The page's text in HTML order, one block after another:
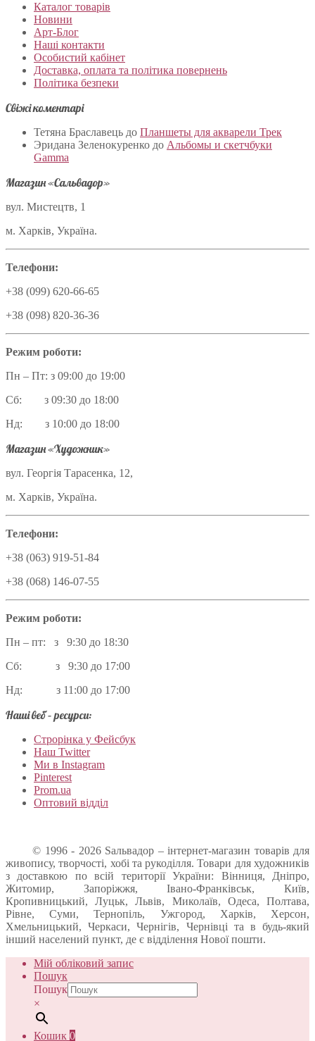
Каталог товарів
Новини
Арт-Блог
Наші контакти
Особистий кабінет
Доставка, оплата та політика повернень
Політика безпеки
Свіжі коментарі
Тетяна Браславець до Планшеты для акварели Трек
Эридана Зеленокуренко до Альбомы и скетчбуки
Gamma
Магазин «Сальвадор»
вул. Мистецтв, 1
м. Харків, Україна.
Телефони:
+38 (099) 620-66-65
+38 (098) 820-36-36
Режим роботи:
Пн – Пт: з 09:00 до 19:00
Сб: з 09:30 до 18:00
Нд: з 10:00 до 18:00
Магазин «Художник»
вул. Георгія Тарасенка, 12,
м. Харків, Україна.
Телефони:
+38 (063) 919-51-84
+38 (068) 146-07-55
Режим роботи:
Пн – пт: з 9:30 до 18:30
Сб: з 9:30 до 17:00
Нд: з 11:00 до 17:00
Наші веб – ресурси:
Строрінка у Фейсбук
Наш Twitter
Ми в Instagram
Pinterest
Prom.ua
Оптовий відділ
© 1996 - 2026 Sальвадор – інтернет-магазин товарів для
живопису, творчості, хобі та рукоділля. Товари для художників
з доставкою по всій території України: Вінниця, Дніпро,
Житомир, Запоріжжя, Івано-Франківськ, Київ,
Кропивницький, Луцьк, Львів, Миколаїв, Одеса, Полтава,
Рівне, Суми, Тернопіль, Ужгород, Харків, Херсон,
Хмельницький, Черкаси, Чернігів, Чернівці та в будь-який
інший населений пункт, де є відділення Нової пошти.
Мій обліковий запис
Пошук
Пошук
×
Кошик 0